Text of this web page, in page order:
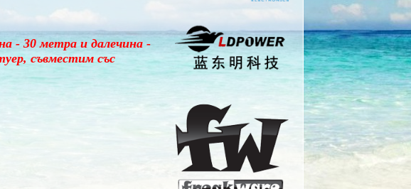
- 30 метра и далечина -
съвместим със